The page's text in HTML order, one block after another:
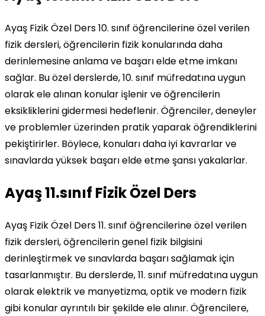
Ayaş Fizik Özel Ders 10. sınıf öğrencilerine özel verilen
fizik dersleri, öğrencilerin fizik konularında daha
derinlemesine anlama ve başarı elde etme imkanı
sağlar. Bu özel derslerde, 10. sınıf müfredatına uygun
olarak ele alınan konular işlenir ve öğrencilerin
eksikliklerini gidermesi hedeflenir. Öğrenciler, deneyler
ve problemler üzerinden pratik yaparak öğrendiklerini
pekiştirirler. Böylece, konuları daha iyi kavrarlar ve
sınavlarda yüksek başarı elde etme şansı yakalarlar.
Ayaş 11.sınıf Fizik Özel Ders
Ayaş Fizik Özel Ders 11. sınıf öğrencilerine özel verilen
fizik dersleri, öğrencilerin genel fizik bilgisini
derinleştirmek ve sınavlarda başarı sağlamak için
tasarlanmıştır. Bu derslerde, 11. sınıf müfredatına uygun
olarak elektrik ve manyetizma, optik ve modern fizik
gibi konular ayrıntılı bir şekilde ele alınır. Öğrencilere,